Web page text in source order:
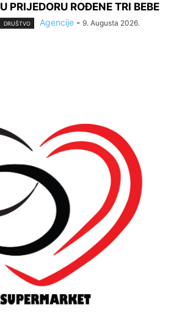
U PRIJEDORU ROĐENE TRI BEBE
DRUŠTVO Agencije - 9. Augusta 2026.